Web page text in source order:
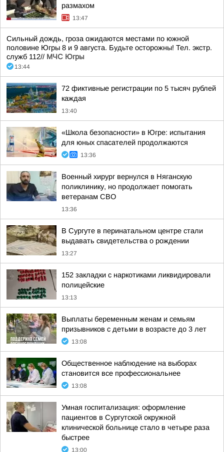
размахом
13:47
Сильный дождь, гроза ожидаются местами по южной
половине Югры 8 и 9 августа. Будьте осторожны! Тел. экстр.
служб 112// МЧС Югры
13:44
72 фиктивные регистрации по 5 тысяч рублей
каждая
13:40
«Школа безопасности» в Югре: испытания
для юных спасателей продолжаются
13:36
Военный хирург вернулся в Няганскую
поликлинику, но продолжает помогать
ветеранам СВО
13:36
В Сургуте в перинатальном центре стали
выдавать свидетельства о рождении
13:27
152 закладки с наркотиками ликвидировали
полицейские
13:13
Выплаты беременным женам и семьям
призывников с детьми в возрасте до 3 лет
13:08
Общественное наблюдение на выборах
становится все профессиональнее
13:08
Умная госпитализация: оформление
пациентов в Сургутской окружной
клинической больнице стало в четыре раза
быстрее
13:00